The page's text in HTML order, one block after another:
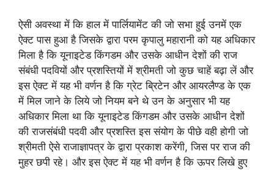
ऐसी अवस्था में कि हाल में पार्लियामेंट की जो सभा हुई उनमें एक
ऐक्ट पास हुआ है जिसके द्वारा परम कृपालु महारानी को यह अधिकार
मिला है कि यूनाइटेड किंगडम और उसके आधीन देशों की राज
संबंधी पदवियों और प्रशस्तियों में श्रीमती जो कुछ चाहें बढ़ा लें और
इस ऐक्ट में यह भी वर्णन है कि ग्रेट ब्रिटेन और आयरलैण्ड के एक
में मिल जाने के लिये जो नियम बने थे उन के अनुसार भी यह
अधिकार मिला था कि यूनाइटेड किंगडम और उसके आधीन देशों
की राजसंबंधी पदवी और प्रशस्ति इस संयोग के पीछे वही होगी जो
श्रीमती ऐसे राजाज्ञापत्र के द्वारा प्रकाश करेंगी, जिस पर राज की
मुहर छपी रहे। और इस ऐक्ट में यह भी वर्णन है कि ऊपर लिखे हुए